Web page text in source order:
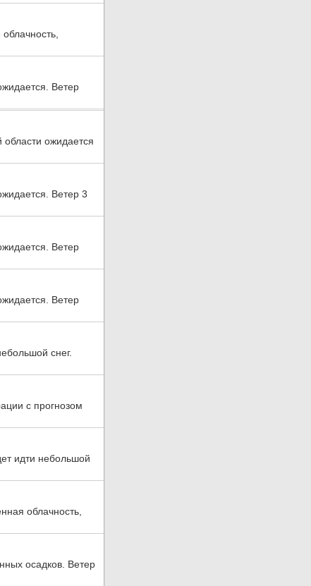
Ветер
ожидается
Ветер 3
Ветер
Ветер
снег.
с прогнозом
идти небольшой
облачность,
осадков. Ветер